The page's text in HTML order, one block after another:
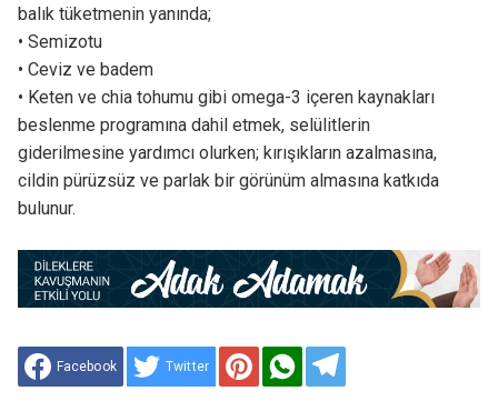
balık tüketmenin yanında;
• Semizotu
• Ceviz ve badem
• Keten ve chia tohumu gibi omega-3 içeren kaynakları
beslenme programına dahil etmek, selülitlerin
giderilmesine yardımcı olurken; kırışıkların azalmasına,
cildin pürüzsüz ve parlak bir görünüm almasına katkıda
bulunur.
Facebook Twitter